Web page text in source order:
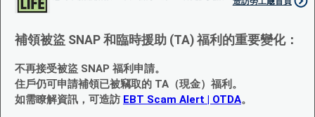
補領被盜 SNAP 和臨時援助 (TA) 福利的重要變化：
不再接受被盜 SNAP 福利申請。
住戶仍可申請補領已被竊取的 TA（現金）福利。
如需瞭解資訊，可造訪 EBT Scam Alert | OTDA。